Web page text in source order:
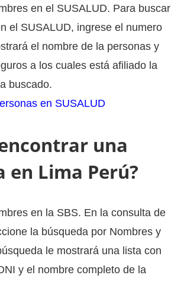
en el SUSALUD. Para buscar
el SUSALUD, ingrese el numero
el nombre de la personas y
a los cuales está afiliado la
buscado.
en SUSALUD
una
en Lima Perú?
en la SBS. En la consulta de
la búsqueda por Nombres y
le mostrará una lista con
y el nombre completo de la